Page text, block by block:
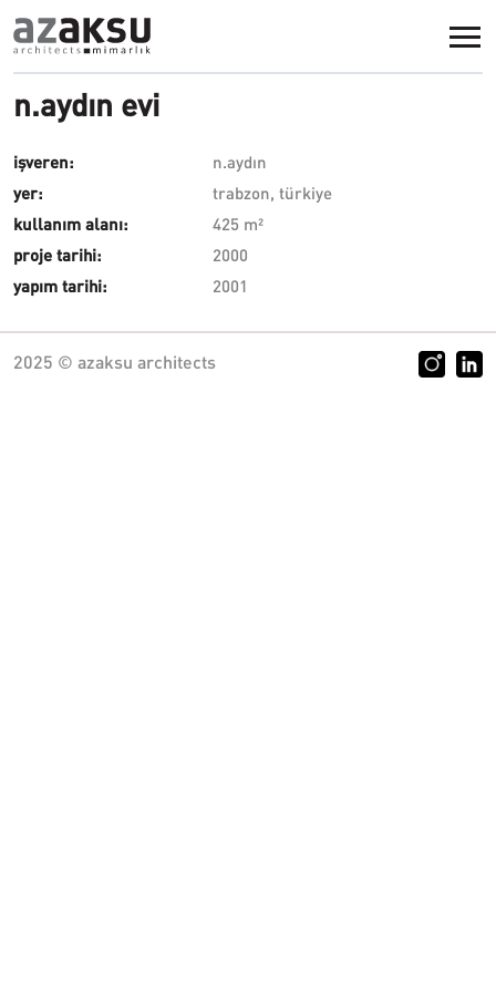
n.aydın evi
işveren:
n.aydın
yer:
trabzon, türkiye
kullanım alanı:
425 m²
proje tarihi:
2000
yapım tarihi:
2001
2025 © azaksu architects